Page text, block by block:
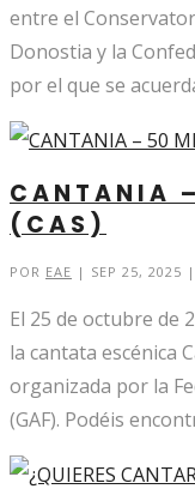
entre el
Donostia y la
por el que se
CANTANIA
(CAS)
POR EAE | SEP 25, 2025 |
El 25 de octubre de
la cantata escénica
organizada por la
(GAF). Podéis